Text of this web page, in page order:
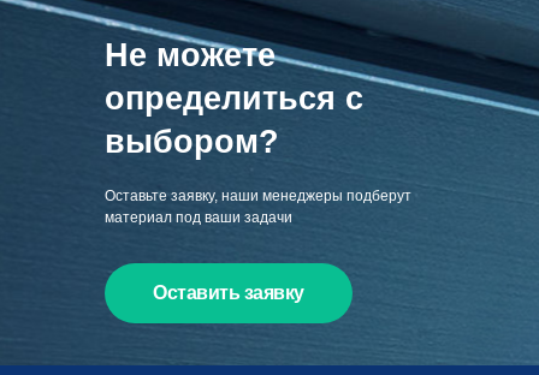
Не можете
определиться с
выбором?
Оставьте заявку, наши менеджеры подберут
материал под ваши задачи
Оставить заявку